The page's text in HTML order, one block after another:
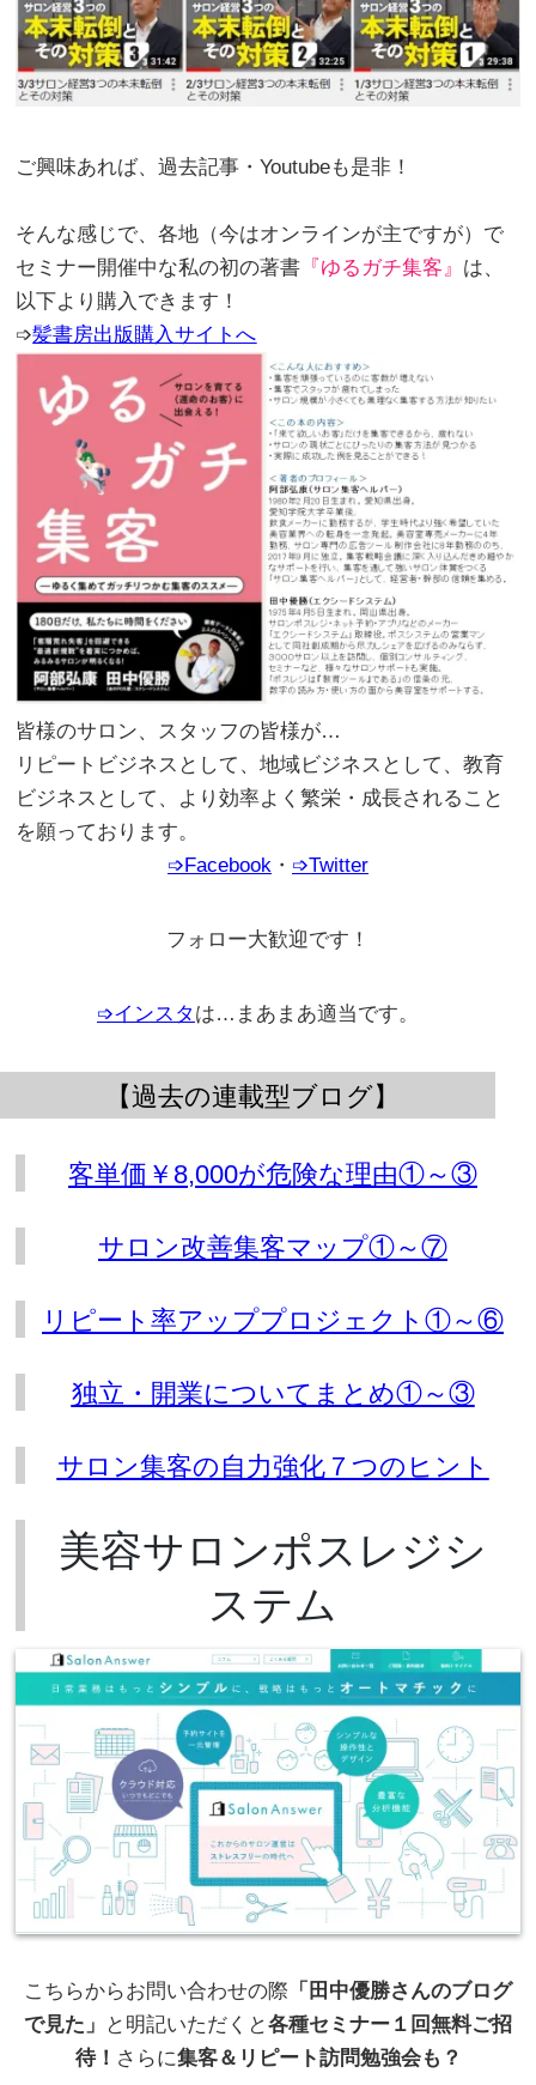
ご興味あれば、過去記事・Youtubeも是非！
そんな感じで、各地（今はオンラインが主ですが）で
セミナー開催中な私の初の著書 『ゆるガチ集客』 は、
以下より購入できます！
➩髪書房出版購入サイトへ
皆様のサロン、スタッフの皆様が…
リピートビジネスとして、地域ビジネスとして、教育
ビジネスとして、より効率よく繁栄・成長されること
を願っております。
➩Facebook ・ ➩Twitter
フォロー大歓迎です！
➩インスタ は…まあまあ適当です。
【過去の連載型ブログ】
客単価￥8,000が危険な理由①～③
サロン改善集客マップ①～⑦
リピート率アッププロジェクト①～⑥
独立・開業についてまとめ①～③
サロン集客の自力強化７つのヒント
美容サロンポスレジシ
ステム
こちらからお問い合わせの際 「田中優勝さんのブログ
で見た」
と明記いただくと各種セミナー１回無料ご招
待！ さらに集客＆リピート訪問勉強会も？